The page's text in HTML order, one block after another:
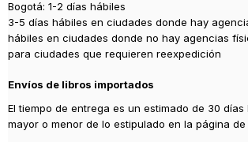
Bogotá: 1-2 días hábiles
3-5 días hábiles en ciudades donde hay
hábiles en ciudades donde no hay agencias
para ciudades que requieren reexpedición
Envíos de libros importados
El tiempo de entrega es un estimado de 30
mayor o menor de lo estipulado en la página